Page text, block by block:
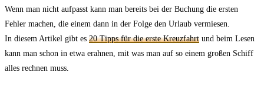
Wenn man nicht aufpasst kann man bereits bei der Buchung die ersten
Fehler machen, die einem dann in der Folge den Urlaub vermiesen.
In diesem Artikel gibt es 20 Tipps für die erste Kreuzfahrt und beim Lesen
kann man schon in etwa erahnen, mit was man auf so einem großen Schiff
alles rechnen muss.